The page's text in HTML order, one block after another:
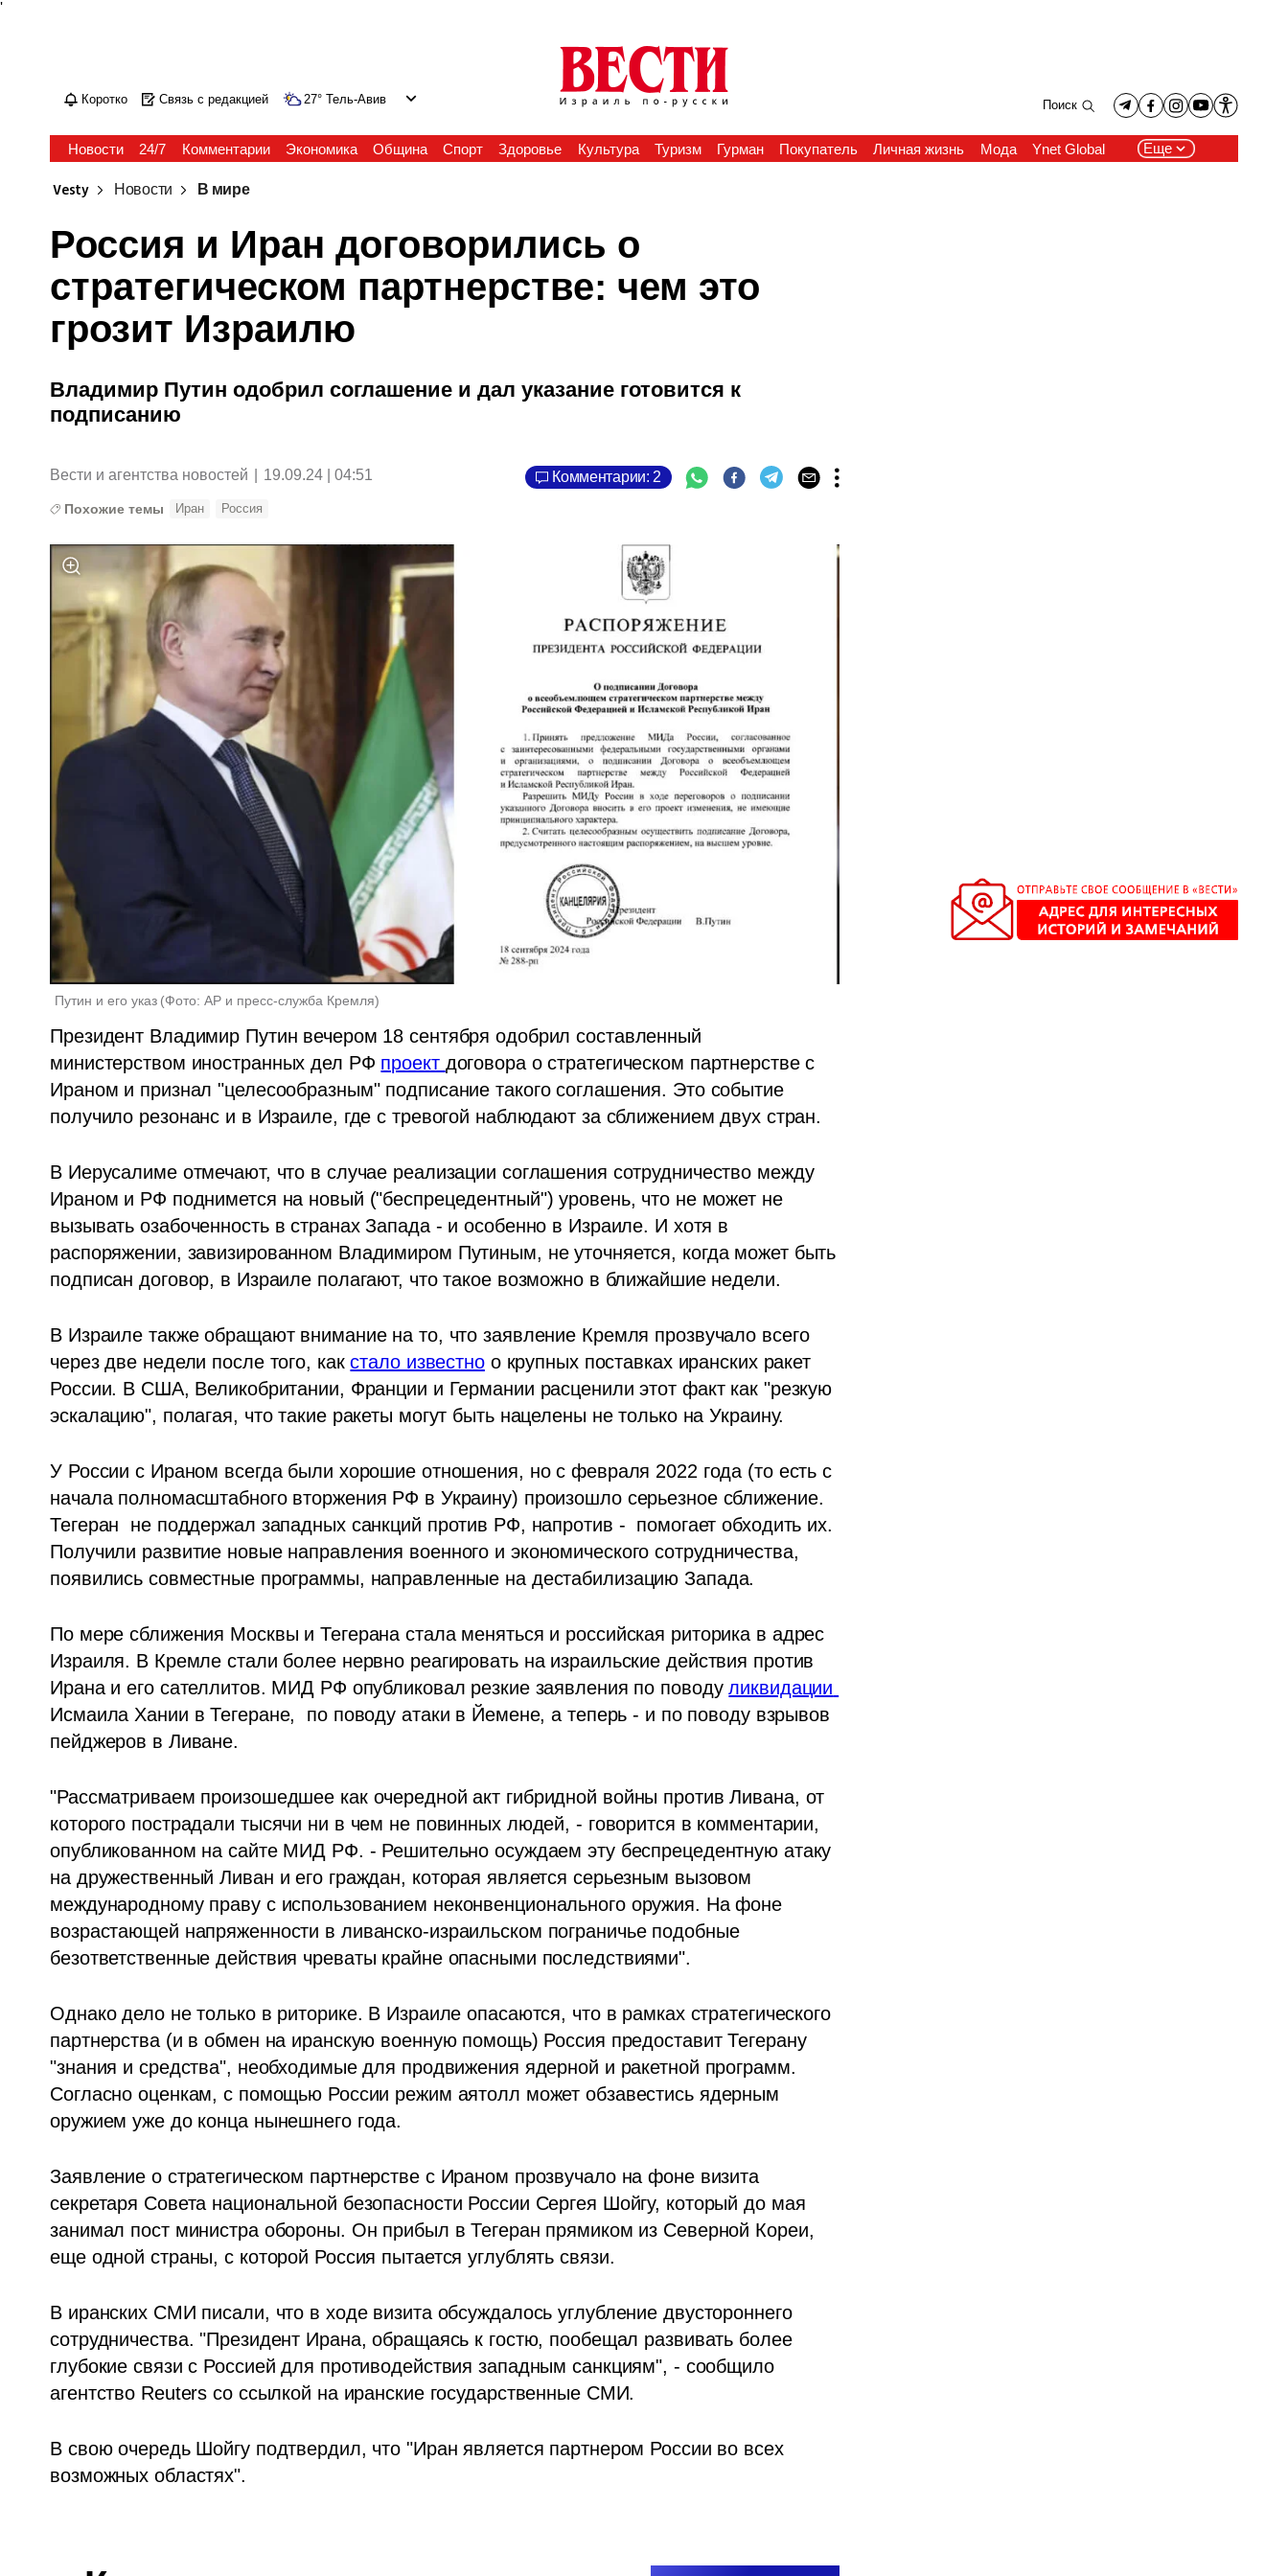
'
Коротко Связь с редакцией 27° Тель-Авив Поиск
Новости 24/7 Комментарии Экономика Община Спорт Здоровье Культура Туризм Гурман Покупатель Личная жизнь Мода Ynet Global Еще
Vesty Новости В мире
Россия и Иран договорились о
стратегическом партнерстве: чем это
грозит Израилю
Владимир Путин одобрил соглашение и дал указание готовится к
подписанию
Вести и агентства новостей 19.09.24 | 04:51 Комментарии: 2
Похожие темы Иран Россия
Путин и его указ (Фото: АР и пресс-служба Кремля)
Президент Владимир Путин вечером 18 сентября одобрил составленный
министерством иностранных дел РФ проект договора о стратегическом партнерстве с
Ираном и признал "целесообразным" подписание такого соглашения. Это событие
получило резонанс и в Израиле, где с тревогой наблюдают за сближением двух стран.
В Иерусалиме отмечают, что в случае реализации соглашения сотрудничество между
Ираном и РФ поднимется на новый ("беспрецедентный") уровень, что не может не
вызывать озабоченность в странах Запада - и особенно в Израиле. И хотя в
распоряжении, завизированном Владимиром Путиным, не уточняется, когда может быть
подписан договор, в Израиле полагают, что такое возможно в ближайшие недели.
В Израиле также обращают внимание на то, что заявление Кремля прозвучало всего
через две недели после того, как стало известно о крупных поставках иранских ракет
России. В США, Великобритании, Франции и Германии расценили этот факт как "резкую
эскалацию", полагая, что такие ракеты могут быть нацелены не только на Украину.
У России с Ираном всегда были хорошие отношения, но с февраля 2022 года (то есть с
начала полномасштабного вторжения РФ в Украину) произошло серьезное сближение.
Тегеран  не поддержал западных санкций против РФ, напротив -  помогает обходить их.
Получили развитие новые направления военного и экономического сотрудничества,
появились совместные программы, направленные на дестабилизацию Запада.
По мере сближения Москвы и Тегерана стала меняться и российская риторика в адрес
Израиля. В Кремле стали более нервно реагировать на израильские действия против
Ирана и его сателлитов. МИД РФ опубликовал резкие заявления по поводу
Исмаила Хании в Тегеране,  по поводу атаки в Йемене, а теперь - и по поводу взрывов
пейджеров в Ливане.
"Рассматриваем произошедшее как очередной акт гибридной войны против Ливана, от
которого пострадали тысячи ни в чем не повинных людей, - говорится в комментарии,
опубликованном на сайте МИД РФ. - Решительно осуждаем эту беспрецедентную атаку
на дружественный Ливан и его граждан, которая является серьезным вызовом
международному праву с использованием неконвенционального оружия. На фоне
возрастающей напряженности в ливанско-израильском пограничье подобные
безответственные действия чреваты крайне опасными последствиями".
Однако дело не только в риторике. В Израиле опасаются, что в рамках стратегического
партнерства (и в обмен на иранскую военную помощь) Россия предоставит Тегерану
"знания и средства", необходимые для продвижения ядерной и ракетной программ.
Согласно оценкам, с помощью России режим аятолл может обзавестись ядерным
оружием уже до конца нынешнего года.
Заявление о стратегическом партнерстве с Ираном прозвучало на фоне визита
секретаря Совета национальной безопасности России Сергея Шойгу, который до мая
занимал пост министра обороны. Он прибыл в Тегеран прямиком из Северной Кореи,
еще одной страны, с которой Россия пытается углублять связи.
В иранских СМИ писали, что в ходе визита обсуждалось углубление двустороннего
сотрудничества. "Президент Ирана, обращаясь к гостю, пообещал развивать более
глубокие связи с Россией для противодействия западным санкциям", - сообщило
агентство Reuters со ссылкой на иранские государственные СМИ.
В свою очередь Шойгу подтвердил, что "Иран является партнером России во всех
возможных областях".